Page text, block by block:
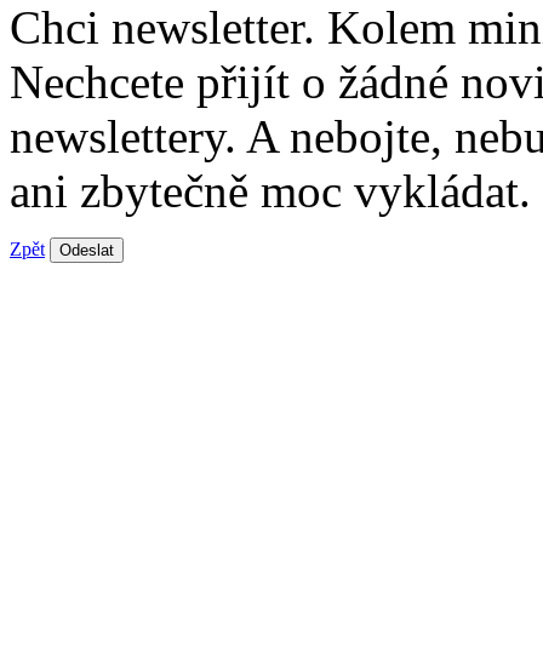
Chci newsletter. Kolem
Nechcete přijít o žádné
newslettery. A nebojte,
ani zbytečně moc vykládat.
Zpět Odeslat